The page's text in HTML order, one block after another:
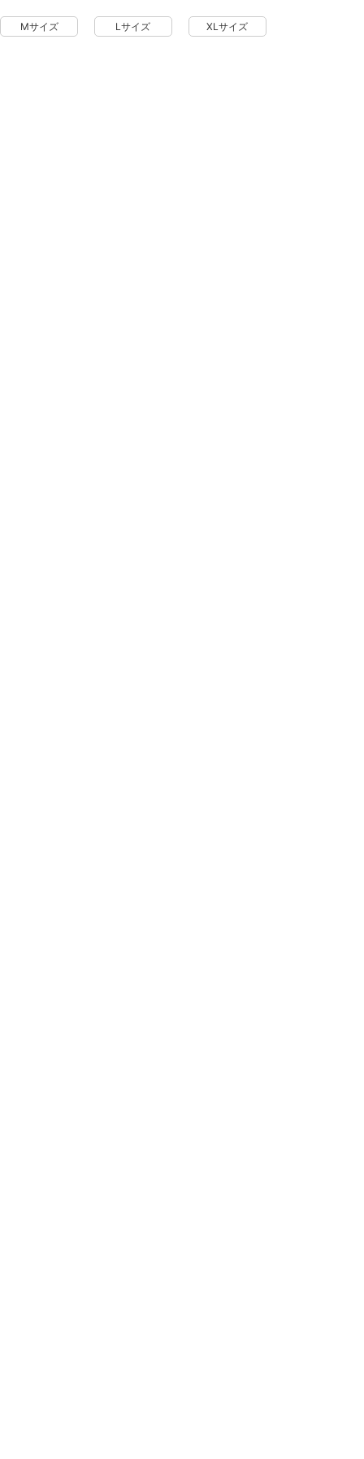
Mサイズ Lサイズ XLサイズ